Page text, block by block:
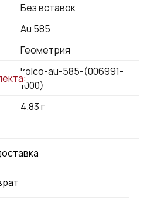
Без вставок
Au 585
Геометрия
kolco-au-585-(006991-
1000)
4.83г